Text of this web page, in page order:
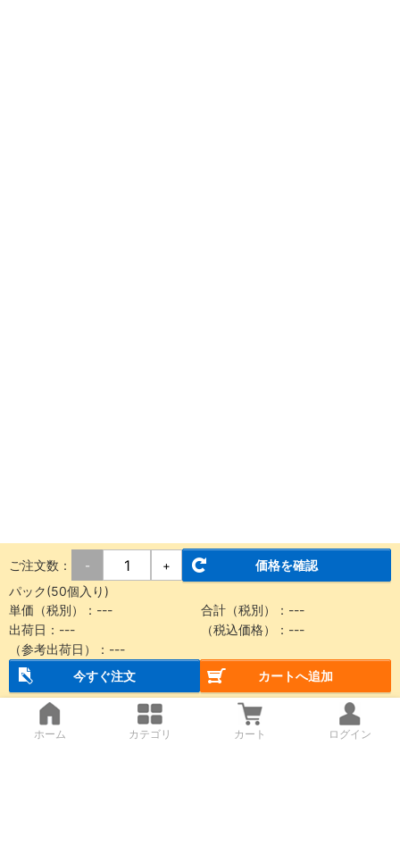
ご注文数： - +
価格を確認
パック(50個入り)
単価（税別）： --- 合計（税別）： ---
出荷日： --- （税込価格）： ---
（参考出荷日）： ---
今すぐ注文
カートへ追加
ホーム カテゴリ カート ログイン